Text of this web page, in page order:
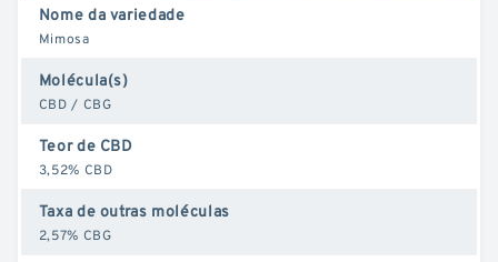
Nome da variedade
Mimosa
Molécula(s)
CBD / CBG
Teor de CBD
3,52% CBD
Taxa de outras moléculas
2,57% CBG